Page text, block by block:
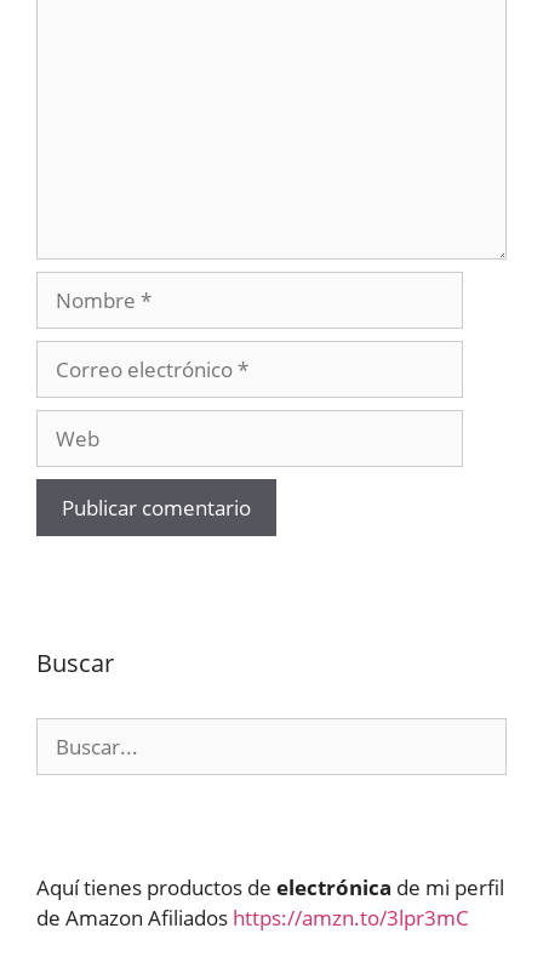
Nombre
electrónico
Buscar
Aquí tienes productos de electrónica de mi perfil
de Amazon Afiliados https://amzn.to/3lpr3mC